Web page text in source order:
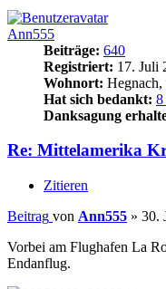
Ann555
Beiträge: 640
Registriert: 17. Juli
Wohnort: Hegnach,
Hat sich bedankt: 8
Danksagung
Re: Mittelamerika
Zitieren
Beitrag von Ann555 » 30.
Vorbei am Flughafen La
Endanflug.